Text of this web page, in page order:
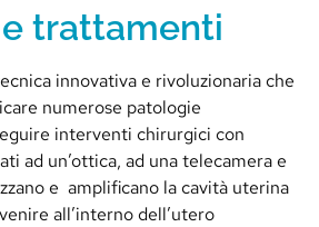
trattamenti
innovativa e rivoluzionaria che
numerose patologie
interventi chirurgici con
ad un’ottica, ad una telecamera e
e amplificano la cavità uterina
all’interno dell’utero